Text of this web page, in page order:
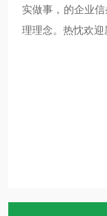
实做事，的企业
理理念。热忱欢迎